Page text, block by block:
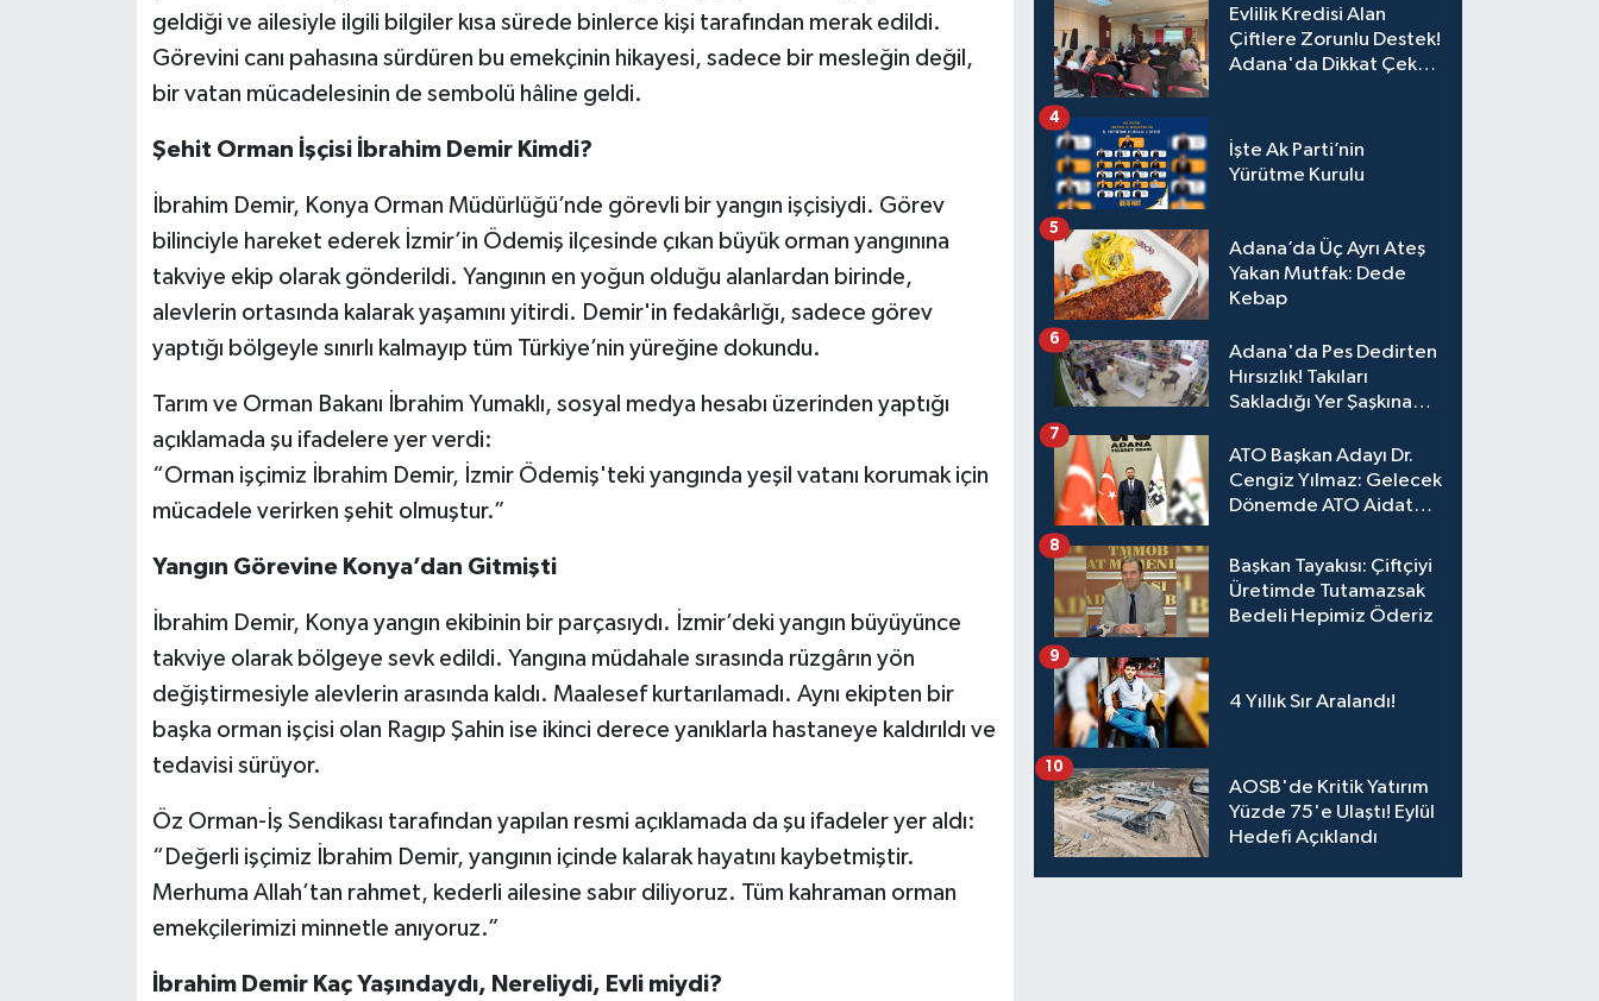
geldiği ve ailesiyle ilgili bilgiler kısa sürede binlerce kişi tarafından merak edildi.
Görevini canı pahasına sürdüren bu emekçinin hikayesi, sadece bir mesleğin değil,
bir vatan mücadelesinin de sembolü hâline geldi.
Şehit Orman İşçisi İbrahim Demir Kimdi?
İbrahim Demir, Konya Orman Müdürlüğü’nde görevli bir yangın işçisiydi. Görev
bilinciyle hareket ederek İzmir’in Ödemiş ilçesinde çıkan büyük orman yangınına
takviye ekip olarak gönderildi. Yangının en yoğun olduğu alanlardan birinde,
alevlerin ortasında kalarak yaşamını yitirdi. Demir'in fedakârlığı, sadece görev
yaptığı bölgeyle sınırlı kalmayıp tüm Türkiye’nin yüreğine dokundu.
Tarım ve Orman Bakanı İbrahim Yumaklı, sosyal medya hesabı üzerinden yaptığı
açıklamada şu ifadelere yer verdi:
“Orman işçimiz İbrahim Demir, İzmir Ödemiş'teki yangında yeşil vatanı korumak için
mücadele verirken şehit olmuştur.”
Yangın Görevine Konya’dan Gitmişti
İbrahim Demir, Konya yangın ekibinin bir parçasıydı. İzmir’deki yangın büyüyünce
takviye olarak bölgeye sevk edildi. Yangına müdahale sırasında rüzgârın yön
değiştirmesiyle alevlerin arasında kaldı. Maalesef kurtarılamadı. Aynı ekipten bir
başka orman işçisi olan Ragıp Şahin ise ikinci derece yanıklarla hastaneye kaldırıldı ve
tedavisi sürüyor.
Öz Orman-İş Sendikası tarafından yapılan resmi açıklamada da şu ifadeler yer aldı:
“Değerli işçimiz İbrahim Demir, yangının içinde kalarak hayatını kaybetmiştir.
Merhuma Allah’tan rahmet, kederli ailesine sabır diliyoruz. Tüm kahraman orman
emekçilerimizi minnetle anıyoruz.”
İbrahim Demir Kaç Yaşındaydı, Nereliydi, Evli miydi?
Evlilik Kredisi Alan
Çiftlere Zorunlu Destek!
Adana'da Dikkat Çeken
İşte Ak Parti’nin
Yürütme Kurulu
4
Adana’da Üç Ayrı Ateş
Yakan Mutfak: Dede
Kebap
5
Adana'da Pes Dedirten
Hırsızlık! Takıları
Sakladığı Yer Şaşkına
6
ATO Başkan Adayı Dr.
Cengiz Yılmaz: Gelecek
Dönemde ATO Aidat
Üyelerimize Ve
Adana'ya Yatırılacak
7
Başkan Tayakısı: Çiftçiyi
Üretimde Tutamazsak
Bedeli Hepimiz Öderiz
8
4 Yıllık Sır Aralandı!
9
AOSB'de Kritik Yatırım
Yüzde 75'e Ulaştı! Eylül
Hedefi Açıklandı
10